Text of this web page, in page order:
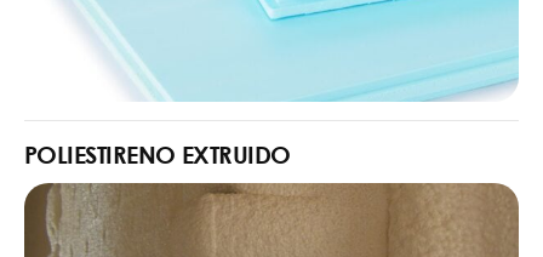
POLIESTIRENO EXTRUIDO